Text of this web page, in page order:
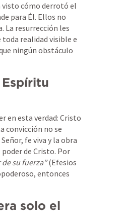
visto cómo derrotó el
para Él. Ellos no
La resurrección les
toda realidad visible e
ningún obstáculo
en esta verdad: Cristo
convicción no se
fe viva y la obra
de Cristo. Por
su fuerza” (Efesios
entonces
solo el